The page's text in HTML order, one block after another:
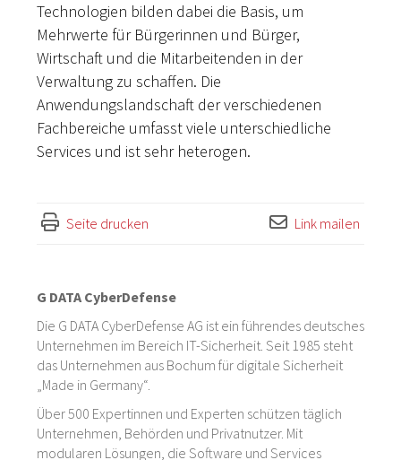
Technologien bilden dabei die Basis, um
Mehrwerte für Bürgerinnen und Bürger,
Wirtschaft und die Mitarbeitenden in der
Verwaltung zu schaffen. Die
Anwendungslandschaft der verschiedenen
Fachbereiche umfasst viele unterschiedliche
Services und ist sehr heterogen.
Seite drucken Link mailen
G DATA CyberDefense
Die G DATA CyberDefense AG ist ein führendes deutsches
Unternehmen im Bereich IT-Sicherheit. Seit 1985 steht
das Unternehmen aus Bochum für digitale Sicherheit
„Made in Germany“.
Über 500 Expertinnen und Experten schützen täglich
Unternehmen, Behörden und Privatnutzer. Mit
modularen Lösungen, die Software und Services